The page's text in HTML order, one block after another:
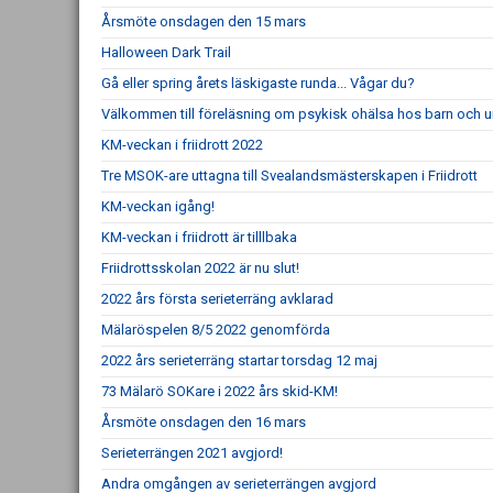
Årsmöte onsdagen den 15 mars
Halloween Dark Trail
Gå eller spring årets läskigaste runda... Vågar du?
Välkommen till föreläsning om psykisk ohälsa hos barn och
KM-veckan i friidrott 2022
Tre MSOK-are uttagna till Svealandsmästerskapen i Friidrott
KM-veckan igång!
KM-veckan i friidrott är tilllbaka
Friidrottsskolan 2022 är nu slut!
2022 års första serieterräng avklarad
Mälaröspelen 8/5 2022 genomförda
2022 års serieterräng startar torsdag 12 maj
73 Mälarö SOKare i 2022 års skid-KM!
Årsmöte onsdagen den 16 mars
Serieterrängen 2021 avgjord!
Andra omgången av serieterrängen avgjord